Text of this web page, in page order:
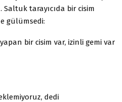
tarayıcıda bir cisim
gülümsedi:
bir cisim var, izinli gemi var
dedi